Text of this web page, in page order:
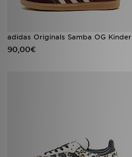
adidas Originals Samba OG Kinder
90,00€